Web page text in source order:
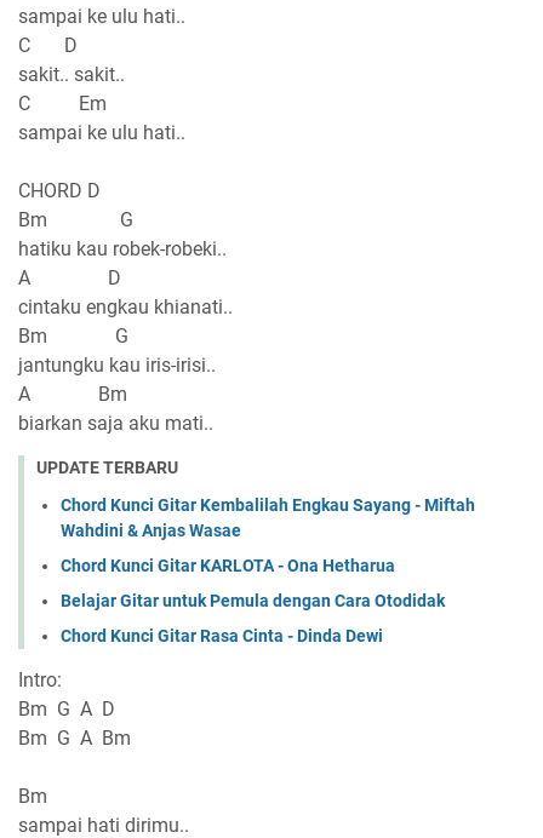
sampai ke ulu hati..
C D
sakit.. sakit..
C Em
sampai ke ulu hati..
CHORD D
Bm G
hatiku kau robek-robeki..
A D
cintaku engkau khianati..
Bm G
jantungku kau iris-irisi..
A Bm
biarkan saja aku mati..
UPDATE TERBARU
Chord Kunci Gitar Kembalilah Engkau Sayang - Miftah
Wahdini & Anjas Wasae
Chord Kunci Gitar KARLOTA - Ona Hetharua
Belajar Gitar untuk Pemula dengan Cara Otodidak
Chord Kunci Gitar Rasa Cinta - Dinda Dewi
Intro:
Bm G A D
Bm G A Bm
Bm
sampai hati dirimu..